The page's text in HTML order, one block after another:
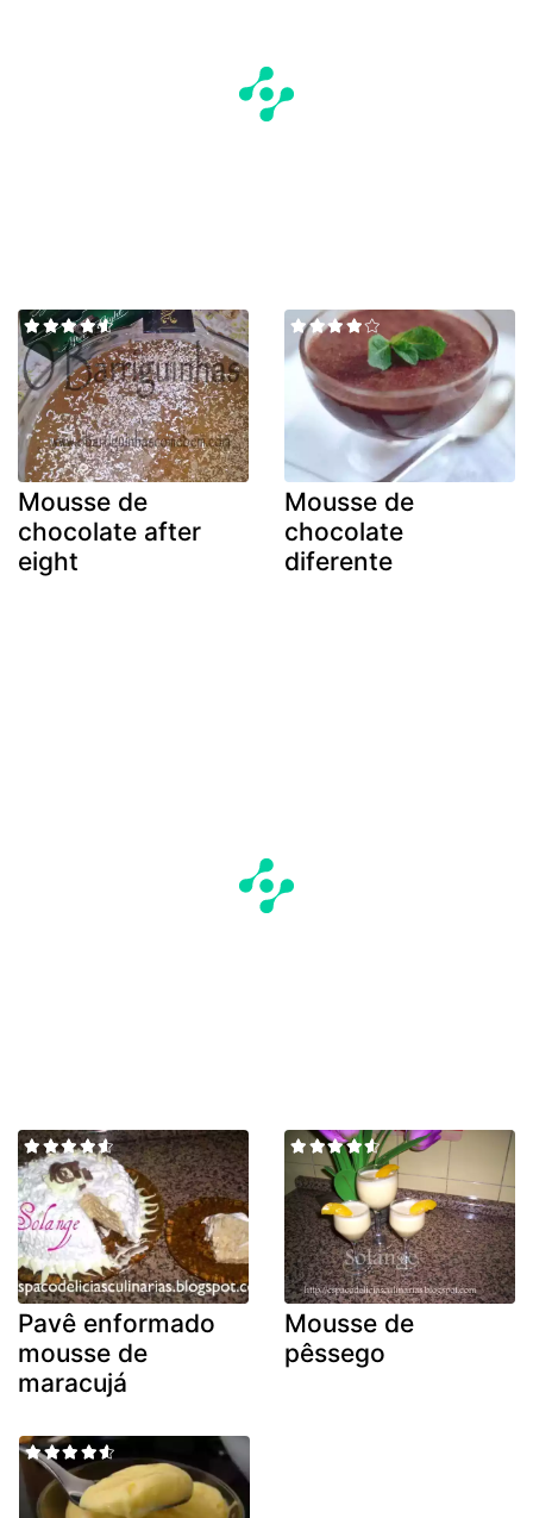
Mousse de
chocolate after
eight
Mousse de
chocolate
diferente
Pavê enformado
mousse de
maracujá
Mousse de
pêssego